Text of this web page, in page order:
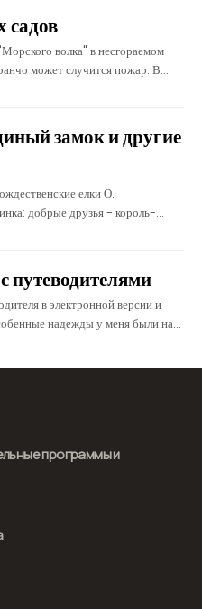
садов
волка" в несгораемом
может случится пожар. В
собрана потрясающая
замок и другие
елки О.
добрые друзья - король-
и красавица-императрица,
путеводителями
в электронной версии и
надежды у меня были на
на острове можно
программы и